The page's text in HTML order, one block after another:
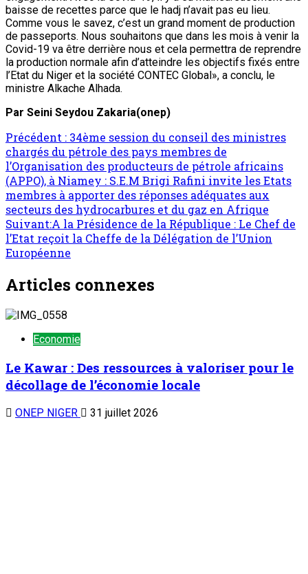
baisse de recettes parce que le hadj n’avait pas eu lieu.
Comme vous le savez, c’est un grand moment de production
de passeports. Nous souhaitons que dans les mois à venir la
Covid-19 va être derrière nous et cela permettra de reprendre
la production normale afin d’atteindre les objectifs fixés entre
l’Etat du Niger et la société CONTEC Global», a conclu, le
ministre Alkache Alhada.
Par Seini Seydou Zakaria(onep)
Navigation
d’article
Précédent : 34ème session du conseil des ministres
chargés du pétrole des pays membres de
l’Organisation des producteurs de pétrole africains
(APPO), à Niamey : S.E.M Brigi Rafini invite les Etats
membres à apporter des réponses adéquates aux
secteurs des hydrocarbures et du gaz en Afrique
Suivant:A la Présidence de la République : Le Chef de
l’Etat reçoit la Cheffe de la Délégation de l’Union
Européenne
Articles connexes
Economie
Le Kawar : Des ressources à valoriser pour le
décollage de l’économie locale
ONEP NIGER 31 juillet 2026